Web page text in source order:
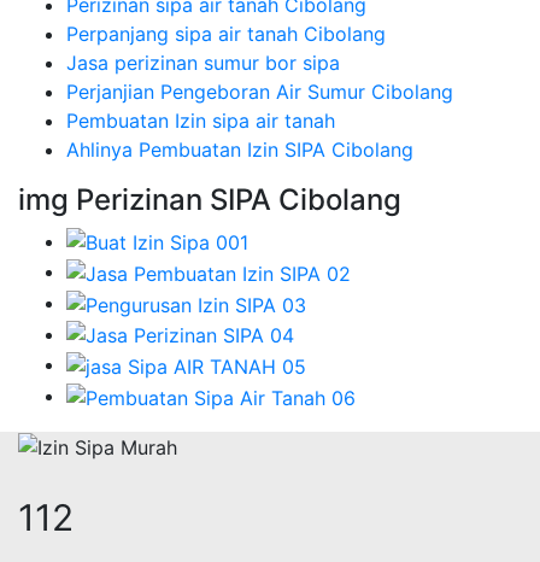
Perpanjang sipa air tanah Cibolang
Jasa perizinan sumur bor sipa
Perjanjian Pengeboran Air Sumur Cibolang
Pembuatan Izin sipa air tanah
Ahlinya Pembuatan Izin SIPA Cibolang
img Perizinan SIPA Cibolang
148